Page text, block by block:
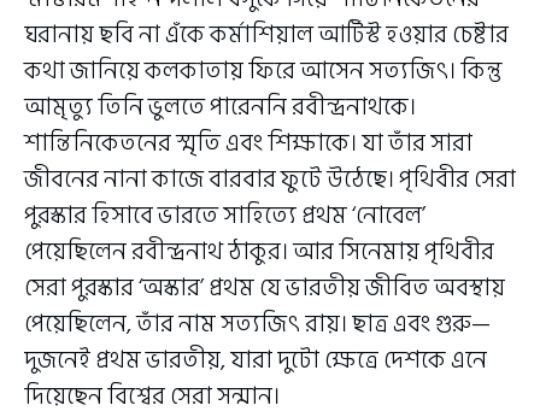
ঘরানায় ছবি না এঁকে কর্মাশিয়াল আর্টিস্ট হওয়ার চেষ্টার
কথা জানিয়ে কলকাতায় ফিরে আসেন সত্যজিৎ। কিন্তু
আমৃত্যু তিনি ভুলতে পারেননি রবীন্দ্রনাথকে।
শান্তিনিকেতনের স্মৃতি এবং শিক্ষাকে। যা তাঁর সারা
জীবনের নানা কাজে বারবার ফুটে উঠেছে। পৃথিবীর সেরা
পুরস্কার হিসাবে ভারতে সাহিত্যে প্রথম ‘নোবেল’
পেয়েছিলেন রবীন্দ্রনাথ ঠাকুর। আর সিনেমায় পৃথিবীর
সেরা পুরস্কার ‘অস্কার’ প্রথম যে ভারতীয় জীবিত অবস্থায়
পেয়েছিলেন, তাঁর নাম সত্যজিৎ রায়। ছাত্র এবং গুরু—
দুজনেই প্রথম ভারতীয়, যারা দুটো ক্ষেত্রে দেশকে এনে
দিয়েছেন বিশ্বের সেরা সন্মান।